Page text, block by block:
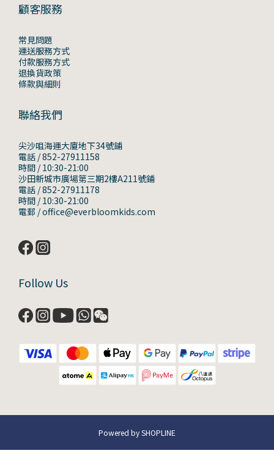
顧客服務
常見問題
運送服務方式
付款服務方式
退換貨政策
條款與細則
聯絡我們
尖沙咀海運大廈地下34號鋪
電話 / 852-27911158
時間 / 10:30-21:00
沙田新城市廣場第三期2樓A211號鋪
電話 / 852-27911178
時間 / 10:30-21:00
電郵 / office@everbloomkids.com
Follow Us
Powered by SHOPLINE